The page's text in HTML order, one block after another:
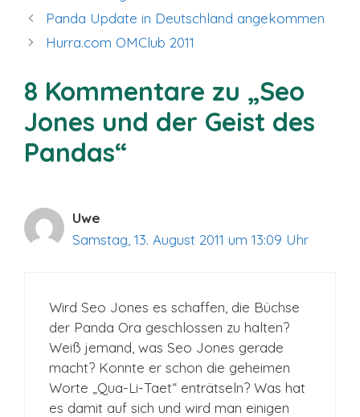
Panda Update in Deutschland angekommen
Hurra.com OMClub 2011
8 Kommentare zu „Seo
Jones und der Geist des
Pandas“
Uwe
Samstag, 13. August 2011 um 13:09 Uhr
Wird Seo Jones es schaffen, die Büchse
der Panda Ora geschlossen zu halten?
Weiß jemand, was Seo Jones gerade
macht? Konnte er schon die geheimen
Worte „Qua-Li-Taet“ enträtseln? Was hat
es damit auf sich und wird man einigen